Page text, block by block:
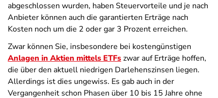
abgeschlossen wurden, haben Steuervorteile und je nach
Anbieter können auch die garantierten Erträge nach
Kosten noch um die 2 oder gar 3 Prozent erreichen.
Zwar können Sie, insbesondere bei kostengünstigen
Anlagen in Aktien mittels ETFszwar auf Erträge hoffen,
die über den aktuell niedrigen Darlehenszinsen liegen.
Allerdings ist dies ungewiss. Es gab auch in der
Vergangenheit schon Phasen über 10 bis 15 Jahre ohne